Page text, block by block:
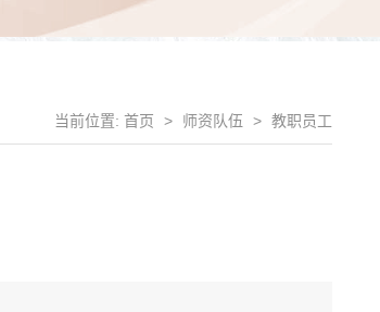
当前位置: 首页 > 师资队伍 > 教职员工